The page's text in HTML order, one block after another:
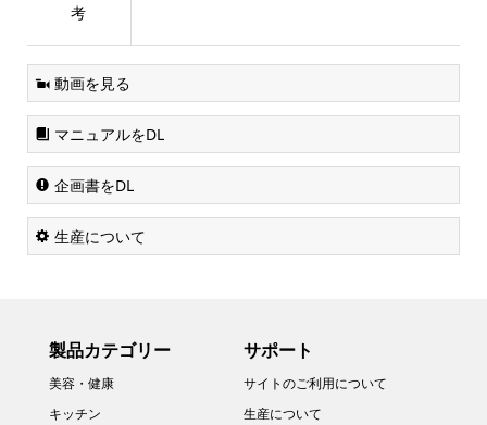
考
動画を見る
マニュアルをDL
企画書をDL
生産について
製品カテゴリー
美容・健康
キッチン
サポート
サイトのご利用について
生産について